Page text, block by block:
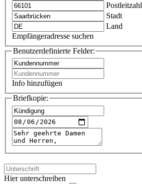
Postleitzahl
Stadt
Land
Empfängeradresse suchen
Benutzerdefinierte Felder:
Info hinzufügen
Briefkopie:
Hier unterschreiben